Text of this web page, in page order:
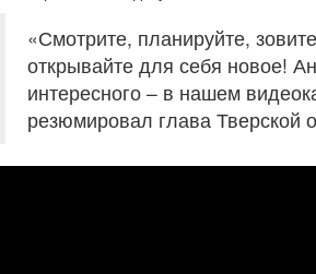
«Смотрите, планируйте,
открывайте для себя новое!
интересного – в нашем
резюмировал глава Тверской